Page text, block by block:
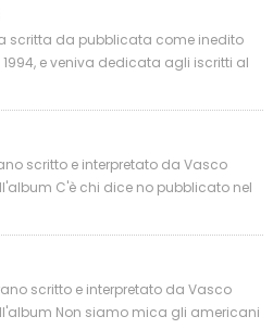
scritta da pubblicata come inedito
e veniva dedicata agli iscritti al
scritto e interpretato da Vasco
C'è chi dice no pubblicato nel
scritto e interpretato da Vasco
Non siamo mica gli americani